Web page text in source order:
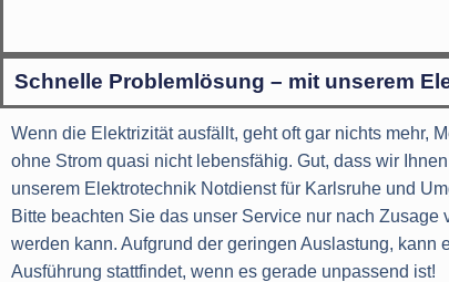
Schnelle Problemlösung – mit unserem
Wenn die Elektrizität ausfällt, geht oft gar nichts mehr,
ohne Strom quasi nicht lebensfähig. Gut, dass wir
unserem Elektrotechnik Notdienst für Karlsruhe und
Bitte beachten Sie das unser Service nur nach Zusage
werden kann. Aufgrund der geringen Auslastung, kann
Ausführung stattfindet, wenn es gerade unpassend ist!